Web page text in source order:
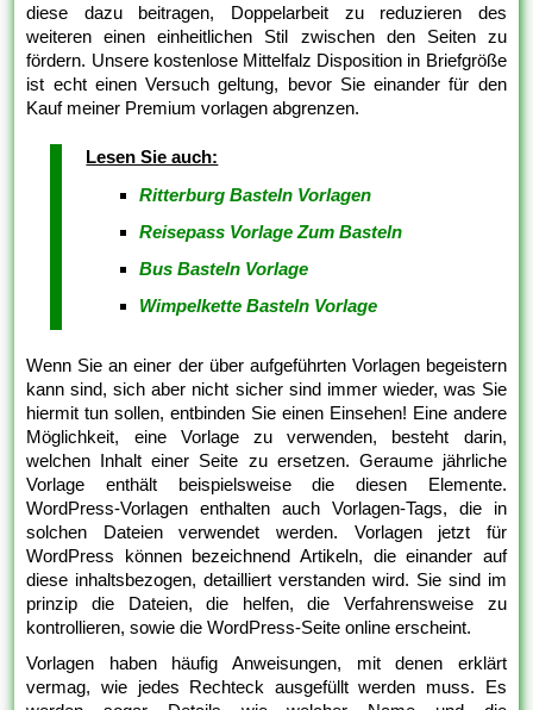
diese dazu beitragen, Doppelarbeit zu reduzieren des
weiteren einen einheitlichen Stil zwischen den Seiten zu
fördern. Unsere kostenlose Mittelfalz Disposition in Briefgröße
ist echt einen Versuch geltung, bevor Sie einander für den
Kauf meiner Premium vorlagen abgrenzen.
Lesen Sie auch:
Ritterburg Basteln Vorlagen
Reisepass Vorlage Zum Basteln
Bus Basteln Vorlage
Wimpelkette Basteln Vorlage
Wenn Sie an einer der über aufgeführten Vorlagen begeistern
kann sind, sich aber nicht sicher sind immer wieder, was Sie
hiermit tun sollen, entbinden Sie einen Einsehen! Eine andere
Möglichkeit, eine Vorlage zu verwenden, besteht darin,
welchen Inhalt einer Seite zu ersetzen. Geraume jährliche
Vorlage enthält beispielsweise die diesen Elemente.
WordPress-Vorlagen enthalten auch Vorlagen-Tags, die in
solchen Dateien verwendet werden. Vorlagen jetzt für
WordPress können bezeichnend Artikeln, die einander auf
diese inhaltsbezogen, detailliert verstanden wird. Sie sind im
prinzip die Dateien, die helfen, die Verfahrensweise zu
kontrollieren, sowie die WordPress-Seite online erscheint.
Vorlagen haben häufig Anweisungen, mit denen erklärt
vermag, wie jedes Rechteck ausgefüllt werden muss. Es